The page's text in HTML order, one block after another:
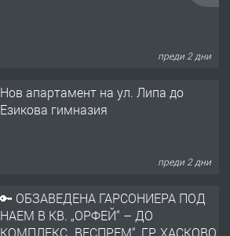
преди 2 дни
КОМПЛЕКС „ВЕСПРЕМ“, ГР. ХАСКОВО
преди 3 дни